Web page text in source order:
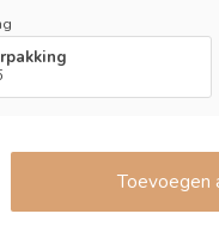
Toevoegen